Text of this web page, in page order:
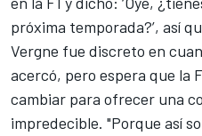
próxima temporada?’, así
Vergne fue discreto en
acercó, pero espera que la
cambiar para ofrecer una
impredecible. "Porque así